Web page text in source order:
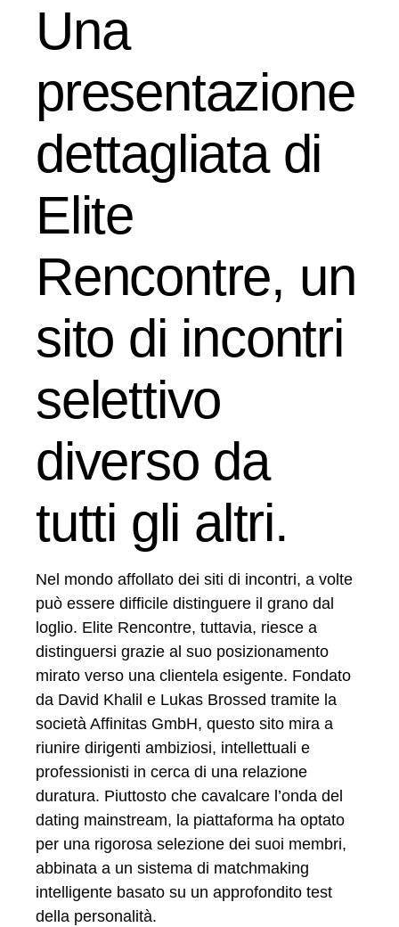
Una
presentazione
dettagliata di
Elite
Rencontre, un
sito di incontri
selettivo
diverso da
tutti gli altri.
Nel mondo affollato dei siti di incontri, a volte
può essere difficile distinguere il grano dal
loglio. Elite Rencontre, tuttavia, riesce a
distinguersi grazie al suo posizionamento
mirato verso una clientela esigente. Fondato
da David Khalil e Lukas Brossed tramite la
società Affinitas GmbH, questo sito mira a
riunire dirigenti ambiziosi, intellettuali e
professionisti in cerca di una relazione
duratura. Piuttosto che cavalcare l’onda del
dating mainstream, la piattaforma ha optato
per una rigorosa selezione dei suoi membri,
abbinata a un sistema di matchmaking
intelligente basato su un approfondito test
della personalità.